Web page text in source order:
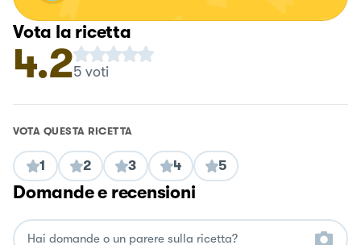
Vota la ricetta
4.25voti
VOTA QUESTA RICETTA
1 2 3 4 5
Domande e recensioni